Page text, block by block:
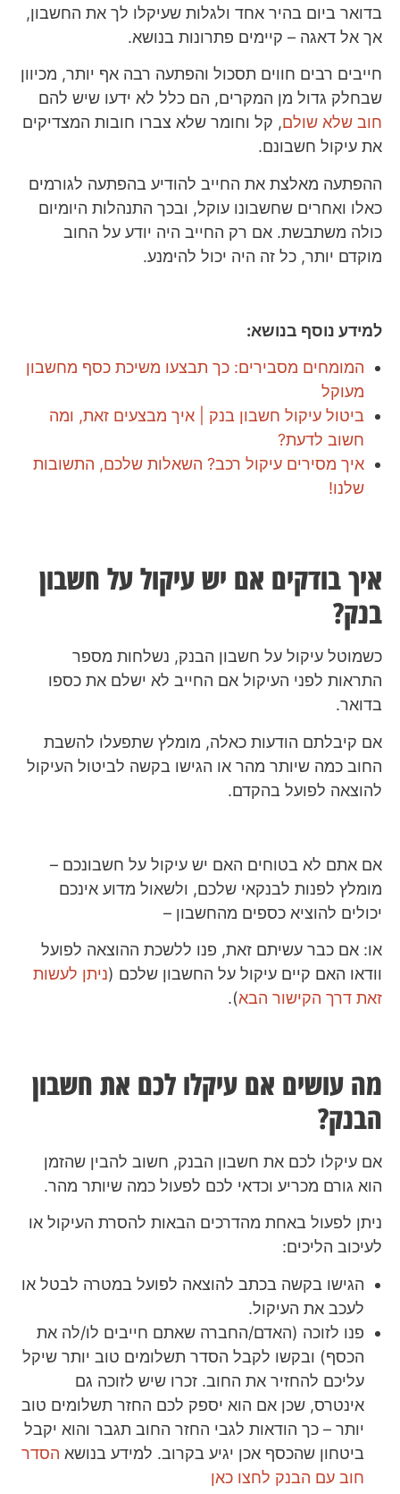
בדואר ביום בהיר אחד ולגלות שעיקלו לך את החשבון,
אך אל דאגה – קיימים פתרונות בנושא.
חייבים רבים חווים תסכול והפתעה רבה אף יותר, מכיוון
שבחלק גדול מן המקרים, הם כלל לא ידעו שיש להם
חוב שלא שולם, קל וחומר שלא צברו חובות המצדיקים
את עיקול חשבונם.
ההפתעה מאלצת את החייב להודיע בהפתעה לגורמים
כאלו ואחרים שחשבונו עוקל, ובכך התנהלות היומיום
כולה משתבשת. אם רק החייב היה יודע על החוב
מוקדם יותר, כל זה היה יכול להימנע.
למידע נוסף בנושא:
המומחים מסבירים: כך תבצעו משיכת כסף מחשבון
מעוקל
ביטול עיקול חשבון בנק | איך מבצעים זאת, ומה
חשוב לדעת?
איך מסירים עיקול רכב? השאלות שלכם, התשובות
שלנו!
איך בודקים אם יש עיקול על חשבון
בנק?
כשמוטל עיקול על חשבון הבנק, נשלחות מספר
התראות לפני העיקול אם החייב לא ישלם את כספו
בדואר.
אם קיבלתם הודעות כאלה, מומלץ שתפעלו להשבת
החוב כמה שיותר מהר או הגישו בקשה לביטול העיקול
להוצאה לפועל בהקדם.
אם אתם לא בטוחים האם יש עיקול על חשבונכם –
מומלץ לפנות לבנקאי שלכם, ולשאול מדוע אינכם
יכולים להוציא כספים מהחשבון –
או: אם כבר עשיתם זאת, פנו ללשכת ההוצאה לפועל
וודאו האם קיים עיקול על החשבון שלכם (ניתן לעשות
זאת דרך הקישור הבא).
מה עושים אם עיקלו לכם את חשבון
הבנק?
אם עיקלו לכם את חשבון הבנק, חשוב להבין שהזמן
הוא גורם מכריע וכדאי לכם לפעול כמה שיותר מהר.
ניתן לפעול באחת מהדרכים הבאות להסרת העיקול או
לעיכוב הליכים:
הגישו בקשה בכתב להוצאה לפועל במטרה לבטל או
לעכב את העיקול.
פנו לזוכה (האדם/החברה שאתם חייבים לו/לה את
הכסף) ובקשו לקבל הסדר תשלומים טוב יותר שיקל
עליכם להחזיר את החוב. זכרו שיש לזוכה גם
אינטרס, שכן אם הוא יספק לכם החזר תשלומים טוב
יותר – כך הודאות לגבי החזר החוב תגבר והוא יקבל
ביטחון שהכסף אכן יגיע בקרוב. למידע בנושא הסדר
חוב עם הבנק לחצו כאן